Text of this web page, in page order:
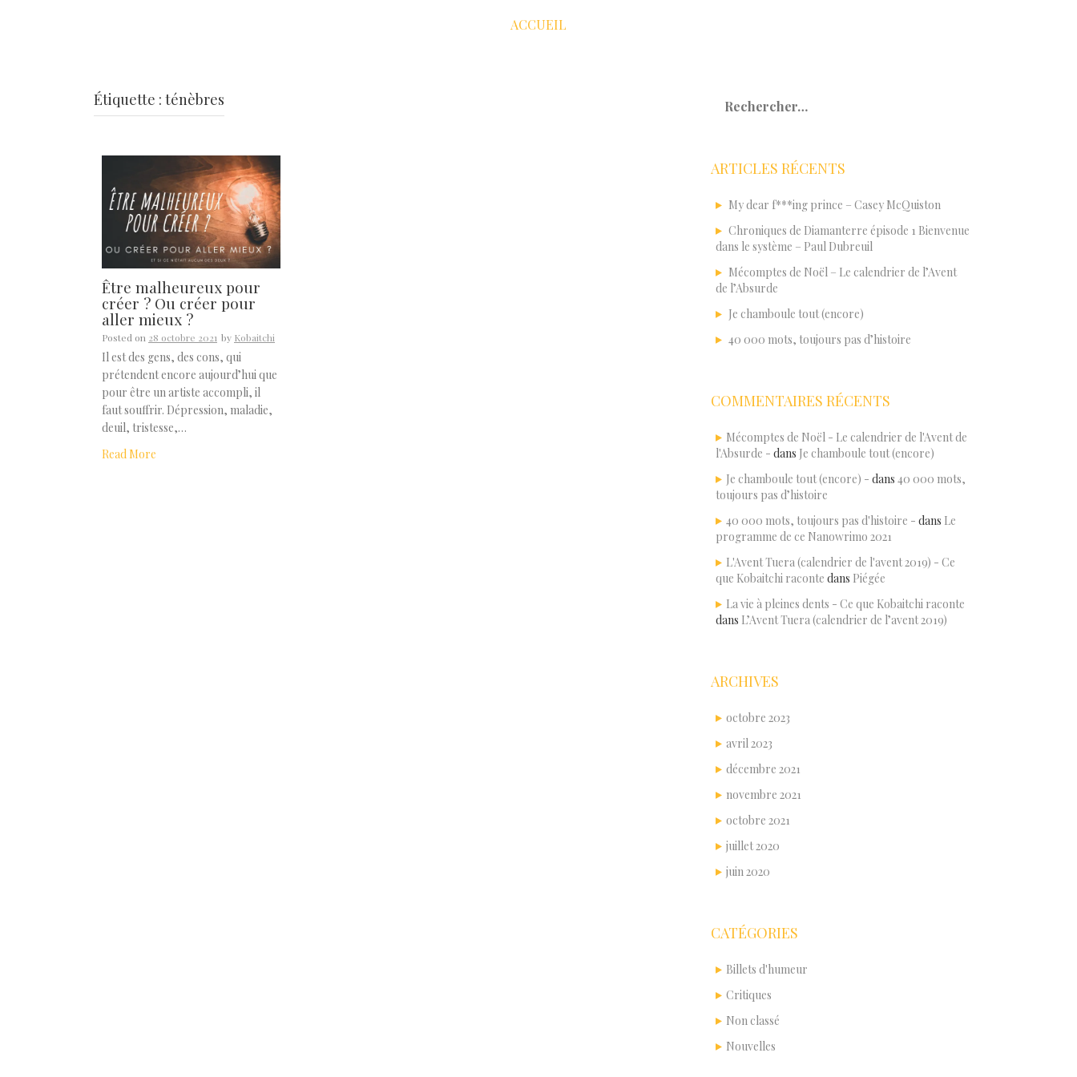
ACCUEIL
Étiquette : ténèbres
Être malheureux pour
créer ? Ou créer pour
aller mieux ?
Posted on 28 octobre 2021 by Kobaitchi
Il est des gens, des cons, qui
prétendent encore aujourd’hui que
pour être un artiste accompli, il
faut souffrir. Dépression, maladie,
deuil, tristesse,…
Read More
ARTICLES RÉCENTS
My dear f***ing prince – Casey McQuiston
Chroniques de Diamanterre épisode 1 Bienvenue
dans le système – Paul Dubreuil
Mécomptes de Noël – Le calendrier de l’Avent
de l’Absurde
Je chamboule tout (encore)
40 000 mots, toujours pas d’histoire
COMMENTAIRES RÉCENTS
Mécomptes de Noël - Le calendrier de l'Avent de
l'Absurde - dans Je chamboule tout (encore)
Je chamboule tout (encore) - dans 40 000 mots,
toujours pas d’histoire
40 000 mots, toujours pas d'histoire - dans Le
programme de ce Nanowrimo 2021
L'Avent Tuera (calendrier de l'avent 2019) - Ce
que Kobaitchi raconte dans Piégée
La vie à pleines dents - Ce que Kobaitchi raconte
dans L’Avent Tuera (calendrier de l’avent 2019)
ARCHIVES
octobre 2023
avril 2023
décembre 2021
novembre 2021
octobre 2021
juillet 2020
juin 2020
CATÉGORIES
Billets d'humeur
Critiques
Non classé
Nouvelles